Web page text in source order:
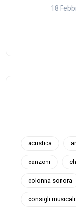
18
acustica
canzoni
colonna sonora
consigli musicali